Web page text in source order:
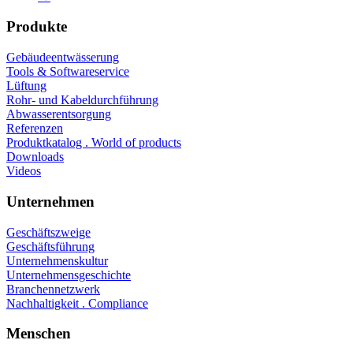
Produkte
Gebäudeentwässerung
Tools & Softwareservice
Lüftung
Rohr- und Kabeldurchführung
Abwasserentsorgung
Referenzen
Produktkatalog . World of products
Downloads
Videos
Unternehmen
Geschäftszweige
Geschäftsführung
Unternehmenskultur
Unternehmensgeschichte
Branchennetzwerk
Nachhaltigkeit . Compliance
Menschen